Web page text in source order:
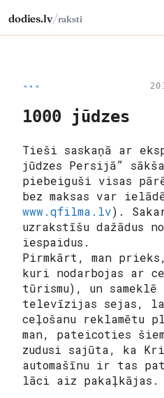
dodies.lv/raksti
◂◂◂
1000 jūdzes
Tieši saskaņā ar
jūdzes Persijā”
piebeiguši visas
bez maksas var
www.qfilma.lv).
uzrakstīšu dažādus
iespaidus.
Pirmkārt, man
kuri nodarbojas ar
tūrismu), un sameklē
televīzijas sejas,
ceļošanu reklamētu
man, pateicoties
zudusi sajūta, ka
automašīnu ir tas
lāci aiz pakaļkājas.